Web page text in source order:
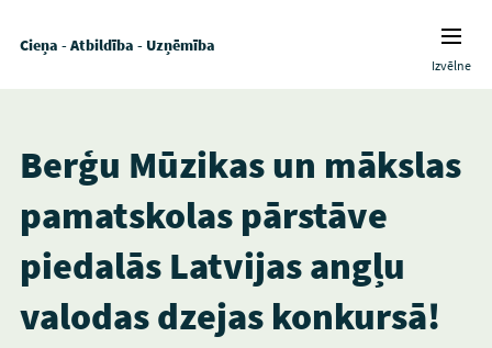
Cieņa - Atbildība - Uzņēmība
Izvēlne
Berģu Mūzikas un mākslas
pamatskolas pārstāve
piedalās Latvijas angļu
valodas dzejas konkursā!